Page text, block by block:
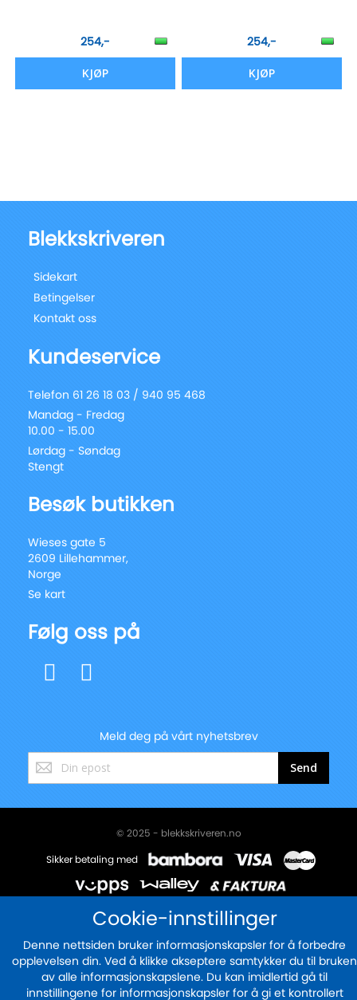
254,-
KJØP
254,-
KJØP
Blekkskriveren
Sidekart
Betingelser
Kontakt oss
Kundeservice
Telefon 61 26 18 03 / 940 95 468
Mandag - Fredag
10.00 - 15.00
Lørdag - Søndag
Stengt
Besøk butikken
Wieses gate 5
2609 Lillehammer,
Norge
Se kart
Følg oss på
Meld deg på vårt nyhetsbrev
Registrer
deg
vårt
Send
© 2025 - blekkskriveren.no
Sikker betaling med
Cookie-innstillinger
Denne nettsiden bruker informasjonskapsler for å forbedre
opplevelsen din. Ved å klikke akseptere samtykker du til bruken
av alle informasjonskapslene. Du kan imidlertid gå til
innstillingene for informasjonskapsler for å gi et kontrollert